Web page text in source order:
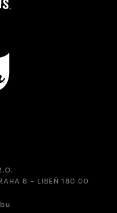
8 – LIBEŇ 180 00